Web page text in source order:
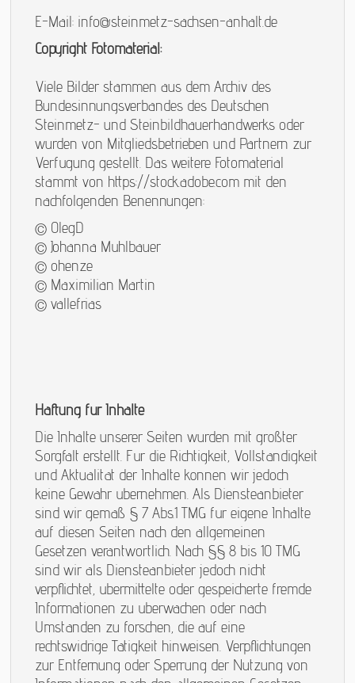
E-Mail: info@steinmetz-sachsen-anhalt.de
Copyright Fotomaterial:
Viele Bilder stammen aus dem Archiv des
Bundesinnungsverbandes des Deutschen
Steinmetz- und Steinbildhauerhandwerks oder
wurden von Mitgliedsbetrieben und Partnern zur
Verfügung gestellt. Das weitere Fotomaterial
stammt von https://stock.adobe.com mit den
nachfolgenden Benennungen:
© OlegD
© Johanna Mühlbauer
© ohenze
© Maximilian Martin
© vallefrias
Haftung für Inhalte
Die Inhalte unserer Seiten wurden mit größter
Sorgfalt erstellt. Für die Richtigkeit, Vollständigkeit
und Aktualität der Inhalte können wir jedoch
keine Gewähr übernehmen. Als Diensteanbieter
sind wir gemäß § 7 Abs.1 TMG für eigene Inhalte
auf diesen Seiten nach den allgemeinen
Gesetzen verantwortlich. Nach §§ 8 bis 10 TMG
sind wir als Diensteanbieter jedoch nicht
verpflichtet, übermittelte oder gespeicherte fremde
Informationen zu überwachen oder nach
Umständen zu forschen, die auf eine
rechtswidrige Tätigkeit hinweisen. Verpflichtungen
zur Entfernung oder Sperrung der Nutzung von